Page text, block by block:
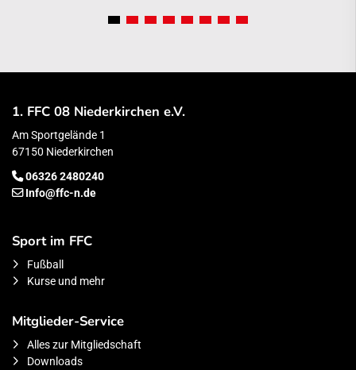
1. FFC 08 Niederkirchen e.V.
Am Sportgelände 1
67150 Niederkirchen
06326 2480240
Info@ffc-n.de
Sport im FFC
Fußball
Kurse und mehr
Mitglieder-Service
Alles zur Mitgliedschaft
Downloads